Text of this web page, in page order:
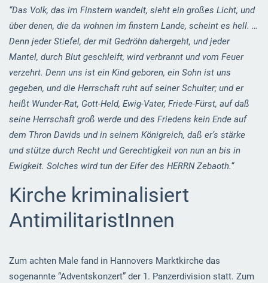
“Das Volk, das im Finstern wandelt, sieht ein großes Licht, und
über denen, die da wohnen im finstern Lande, scheint es hell. …
Denn jeder Stiefel, der mit Gedröhn dahergeht, und jeder
Mantel, durch Blut geschleift, wird verbrannt und vom Feuer
verzehrt. Denn uns ist ein Kind geboren, ein Sohn ist uns
gegeben, und die Herrschaft ruht auf seiner Schulter; und er
heißt Wunder-Rat, Gott-Held, Ewig-Vater, Friede-Fürst, auf daß
seine Herrschaft groß werde und des Friedens kein Ende auf
dem Thron Davids und in seinem Königreich, daß er’s stärke
und stütze durch Recht und Gerechtigkeit von nun an bis in
Ewigkeit. Solches wird tun der Eifer des HERRN Zebaoth.“
Kirche kriminalisiert
AntimilitaristInnen
Zum achten Male fand in Hannovers Marktkirche das
sogenannte “Adventskonzert” der 1. Panzerdivision statt. Zum